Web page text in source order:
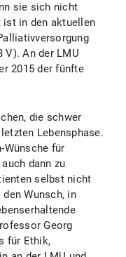
sie sich nicht
ist in den aktuellen
V). An der LMU
2015 der fünfte
die schwer
Lebensphase.
Wünsche für
dann zu
selbst nicht
Wunsch, in
Georg
für Ethik,